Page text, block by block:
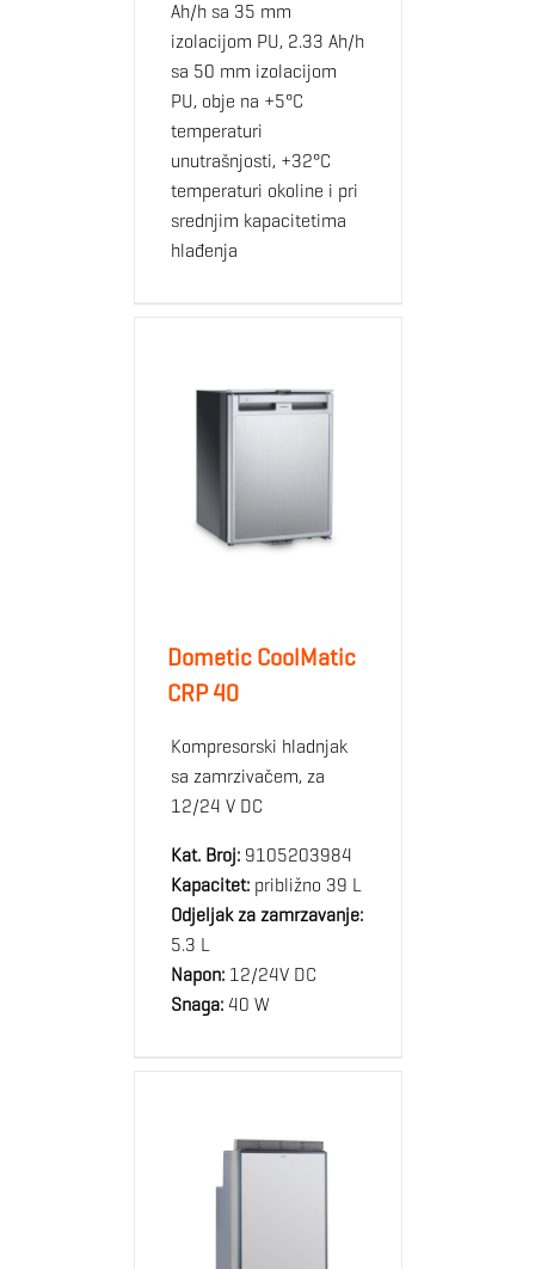
Ah/h sa 35 mm
izolacijom PU, 2.33 Ah/h
sa 50 mm izolacijom
PU, obje na +5°C
temperaturi
unutrašnjosti, +32°C
temperaturi okoline i pri
srednjim kapacitetima
hlađenja
Dometic CoolMatic
CRP 40
Kompresorski hladnjak
sa zamrzivačem, za
12/24 V DC
Kat. Broj:9105203984
Kapacitet:približno 39 L
Odjeljak za zamrzavanje:
5.3 L
Napon:12/24V DC
Snaga:40 W